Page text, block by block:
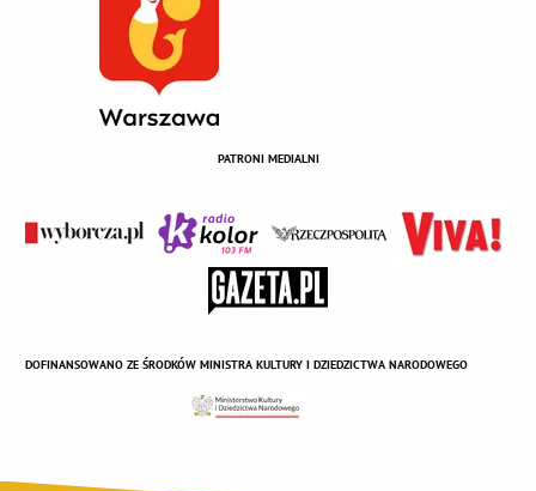
PATRONI MEDIALNI
DOFINANSOWANO ZE ŚRODKÓW MINISTRA KULTURY I DZIEDZICTWA NARODOWEGO